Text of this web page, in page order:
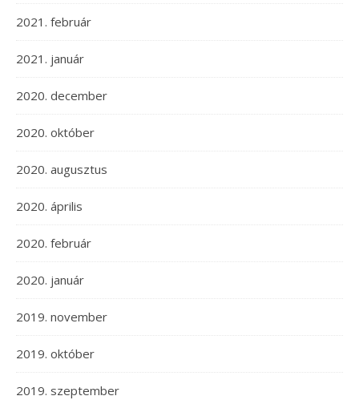
2021. február
2021. január
2020. december
2020. október
2020. augusztus
2020. április
2020. február
2020. január
2019. november
2019. október
2019. szeptember